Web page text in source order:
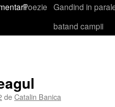
Poezie Gandind in
batand campii
deCatalin Banica